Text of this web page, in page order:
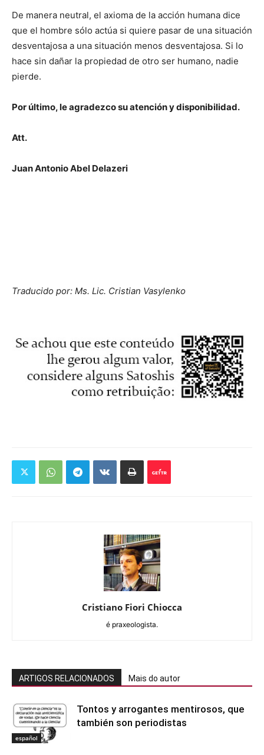
De manera neutral, el axioma de la acción humana dice
que el hombre sólo actúa si quiere pasar de una situación
desventajosa a una situación menos desventajosa. Si lo
hace sin dañar la propiedad de otro ser humano, nadie
pierde.
Por último, le agradezco su atención y disponibilidad.
Att.
Juan Antonio Abel Delazeri
Traducido por: Ms. Lic. Cristian Vasylenko
Cristiano Fiori Chiocca
é praxeologista.
ARTIGOS RELACIONADOS Mais do autor
español
Tontos y arrogantes mentirosos, que
también son periodistas